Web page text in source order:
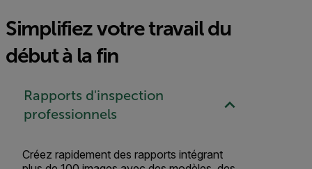
Simplifiez votre travail du
début à la fin
Rapports d'inspection
professionnels
Créez rapidement des rapports intégrant